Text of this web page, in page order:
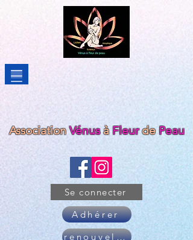
AssociationVénus à Fleurde Peau
Se connecter
Adhérer
renouveler son adhésion